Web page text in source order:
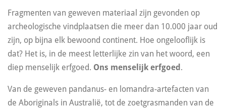
Fragmenten van geweven materiaal zijn gevonden op
archeologische vindplaatsen die meer dan 10.000 jaar oud
zijn, op bijna elk bewoond continent. Hoe ongelooflijk is
dat? Het is, in de meest letterlijke zin van het woord, een
diep menselijk erfgoed. Ons menselijk erfgoed .
Van de geweven pandanus- en lomandra-artefacten van
de Aboriginals in Australië, tot de zoetgrasmanden van de